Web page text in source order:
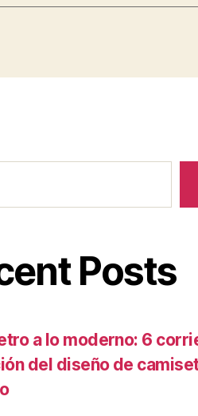
Posts
a lo moderno: 6
del diseño de